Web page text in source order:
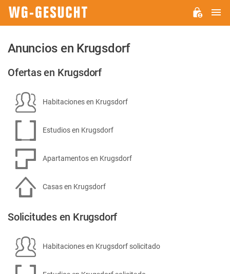
Anuncios en Krugsdorf
Ofertas en Krugsdorf
Habitaciones en Krugsdorf
Estudios en Krugsdorf
Apartamentos en Krugsdorf
Casas en Krugsdorf
Solicitudes en Krugsdorf
Habitaciones en Krugsdorf solicitado